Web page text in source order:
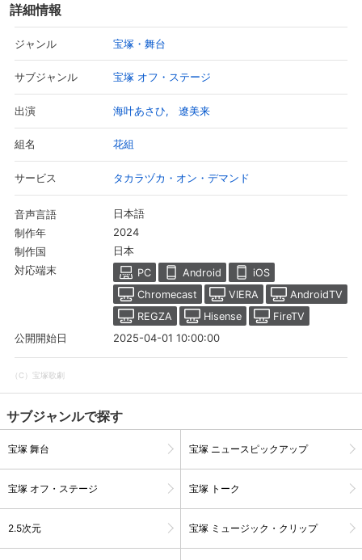
型犬と触れ合ったことがない遼が雪美ちゃんと仲良くなるためにド
ッグランで一緒に遊んだり、雪美ちゃんと触れ合っていきます。
「どうぶつババ抜き」のコーナーでは海叶と遼がカードゲームに挑
ズを作ろう」のコーナーでは雪美ちゃんのオリジナルグッズを作る
ため、2人が雪美ちゃんの写真撮影に挑戦します。海叶と遼のリラ
ックスした姿や、雪美ちゃんの可愛い姿をお届けする
「TAKARAZUKAあにまるハウス」をお楽しみに！
詳細情報
ジャンル 宝塚・舞台
サブジャンル 宝塚 オフ・ステージ
出演 海叶あさひ 遼美来
組名 花組
サービス タカラヅカ・オン・デマンド
音声言語 日本語
制作年 2024
制作国 日本
対応端末 PC Android
iOS
Chromecast
VIERA
AndroidTV
REGZA
Hisense
FireTV
公開開始日
2025-04-01 10:00:00
（C）宝塚歌劇
サブジャンルで探す
宝塚 舞台 宝塚 ニュースピックアップ
宝塚 オフ・ステージ 宝塚 トーク
2.5次元 宝塚 ミュージック・クリップ